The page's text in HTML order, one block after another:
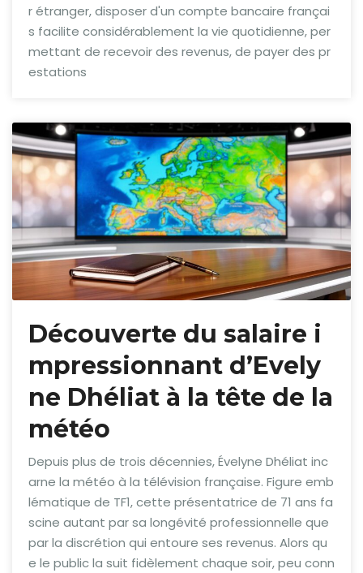
r étranger, disposer d'un compte bancaire françai
s facilite considérablement la vie quotidienne, per
mettant de recevoir des revenus, de payer des pr
estations
Découverte du salaire i
mpressionnant d’Evely
ne Dhéliat à la tête de la
météo
Depuis plus de trois décennies, Évelyne Dhéliat inc
arne la météo à la télévision française. Figure emb
lématique de TF1, cette présentatrice de 71 ans fa
scine autant par sa longévité professionnelle que
par la discrétion qui entoure ses revenus. Alors qu
e le public la suit fidèlement chaque soir, peu conn